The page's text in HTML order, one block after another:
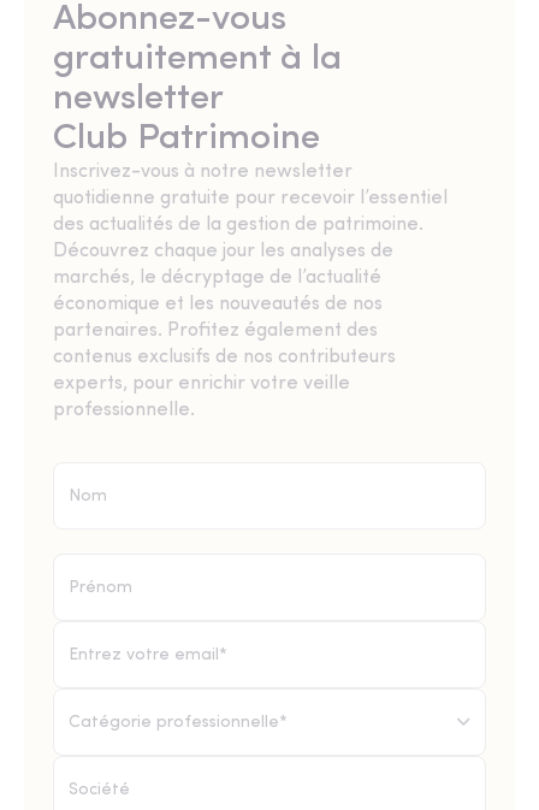
Abonnez-vous
gratuitement à la
newsletter
Club Patrimoine
Inscrivez-vous à notre newsletter
quotidienne gratuite pour recevoir l’essentiel
des actualités de la gestion de patrimoine.
Découvrez chaque jour les analyses de
marchés, le décryptage de l’actualité
économique et les nouveautés de nos
partenaires. Profitez également des
contenus exclusifs de nos contributeurs
experts, pour enrichir votre veille
professionnelle.
Catégorie professionnelle*